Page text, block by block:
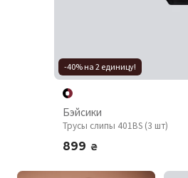
-40% на 2 единицу!
Бэйсики
Трусы слипы 401BS (3 шт)
899 ₴